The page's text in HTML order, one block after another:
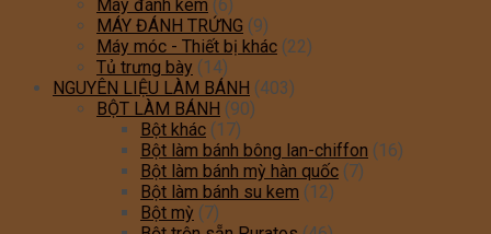
Máy đánh kem (6)
MÁY ĐÁNH TRỨNG (9)
Máy móc - Thiết bị khác (22)
Tủ trưng bày (14)
NGUYÊN LIỆU LÀM BÁNH (403)
BỘT LÀM BÁNH (90)
Bột khác (17)
Bột làm bánh bông lan-chiffon (16)
Bột làm bánh mỳ hàn quốc (7)
Bột làm bánh su kem (12)
Bột mỳ (7)